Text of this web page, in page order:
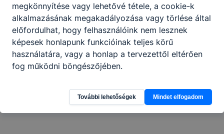
Rövidített
Partnereink
megkönnyítése vagy lehetővé tétele, a cookie-k
alkalmazásának megakadályozása vagy törlése által
előfordulhat, hogy felhasználóink nem lesznek
képesek honlapunk funkcióinak teljes körű
használatára, vagy a honlap a tervezettől eltérően
fog működni böngészőjében.
További lehetőségek Mindet elfogadom